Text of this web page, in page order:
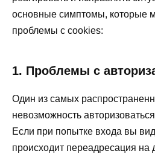
основные симптомы, которые
проблемы с cookies:
1. Проблемы с
Один из самых
невозможность
Если при попытке входа вы
происходит переадресация на